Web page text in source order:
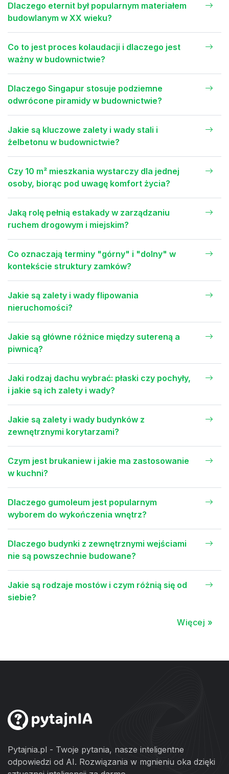
Dlaczego eternit był popularnym materiałem
budowlanym w XX wieku?
Co to jest proces kolaudacji i dlaczego jest
ważny w budownictwie?
Dlaczego Singapur stosuje podziemne
odwrócone piramidy w budownictwie?
Jakie są kluczowe zalety i wady stali i
żelbetonu w budownictwie?
Czy 10 m² mieszkania wystarczy dla jednej
osoby, biorąc pod uwagę komfort życia?
Jaką rolę pełnią estakady w zarządzaniu
ruchem drogowym i miejskim?
Co oznaczają terminy "górny" i "dolny" w
kontekście struktury zamków?
Jakie są zalety i wady flipowania
nieruchomości?
Jakie są główne różnice między sutereną a
piwnicą?
Jaki rodzaj dachu wybrać: płaski czy pochyły,
i jakie są ich zalety i wady?
Jakie są zalety i wady budynków z
zewnętrznymi korytarzami?
Czym jest brukaniew i jakie ma zastosowanie
w kuchni?
Dlaczego gumoleum jest popularnym
wyborem do wykończenia wnętrz?
Dlaczego budynki z zewnętrznymi wejściami
nie są powszechnie budowane?
Jakie są rodzaje mostów i czym różnią się od
siebie?
Więcej »
Pytajnia.pl - Twoje pytania, nasze inteligentne
odpowiedzi od AI. Rozwiązania w mgnieniu oka dzięki